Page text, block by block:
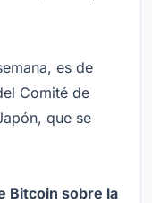
es de
Comité de
que se
Bitcoin sobre la